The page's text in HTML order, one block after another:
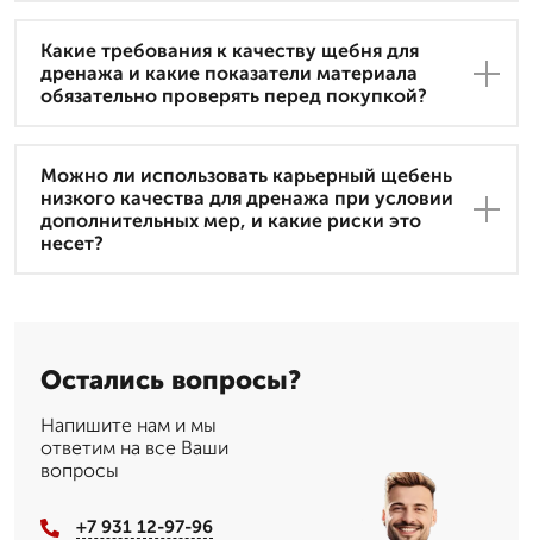
Какие требования к качеству щебня для
дренажа и какие показатели материала
обязательно проверять перед покупкой?
Можно ли использовать карьерный щебень
низкого качества для дренажа при условии
дополнительных мер, и какие риски это
несет?
Остались вопросы?
Напишите нам и мы
ответим на все Ваши
вопросы
+7 931 12-97-96